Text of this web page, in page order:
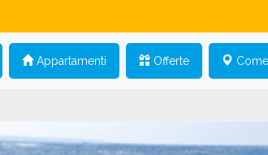
Appartamenti Offerte